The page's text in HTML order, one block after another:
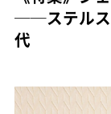
──ステルス
代